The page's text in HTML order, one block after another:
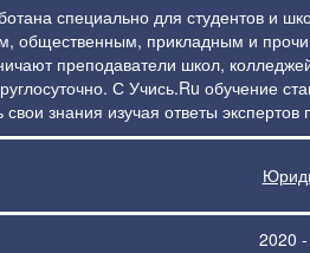
специально для студентов и
общественным, прикладным и
преподаватели школ,
С Учись.Ru обучение
знания изучая ответы
2020